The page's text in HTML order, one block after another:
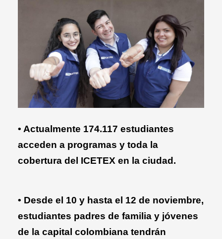
• Actualmente 174.117 estudiantes
acceden a programas y toda la
cobertura del ICETEX en la ciudad.
• Desde el 10 y hasta el 12 de noviembre,
estudiantes padres de familia y jóvenes
de la capital colombiana tendrán